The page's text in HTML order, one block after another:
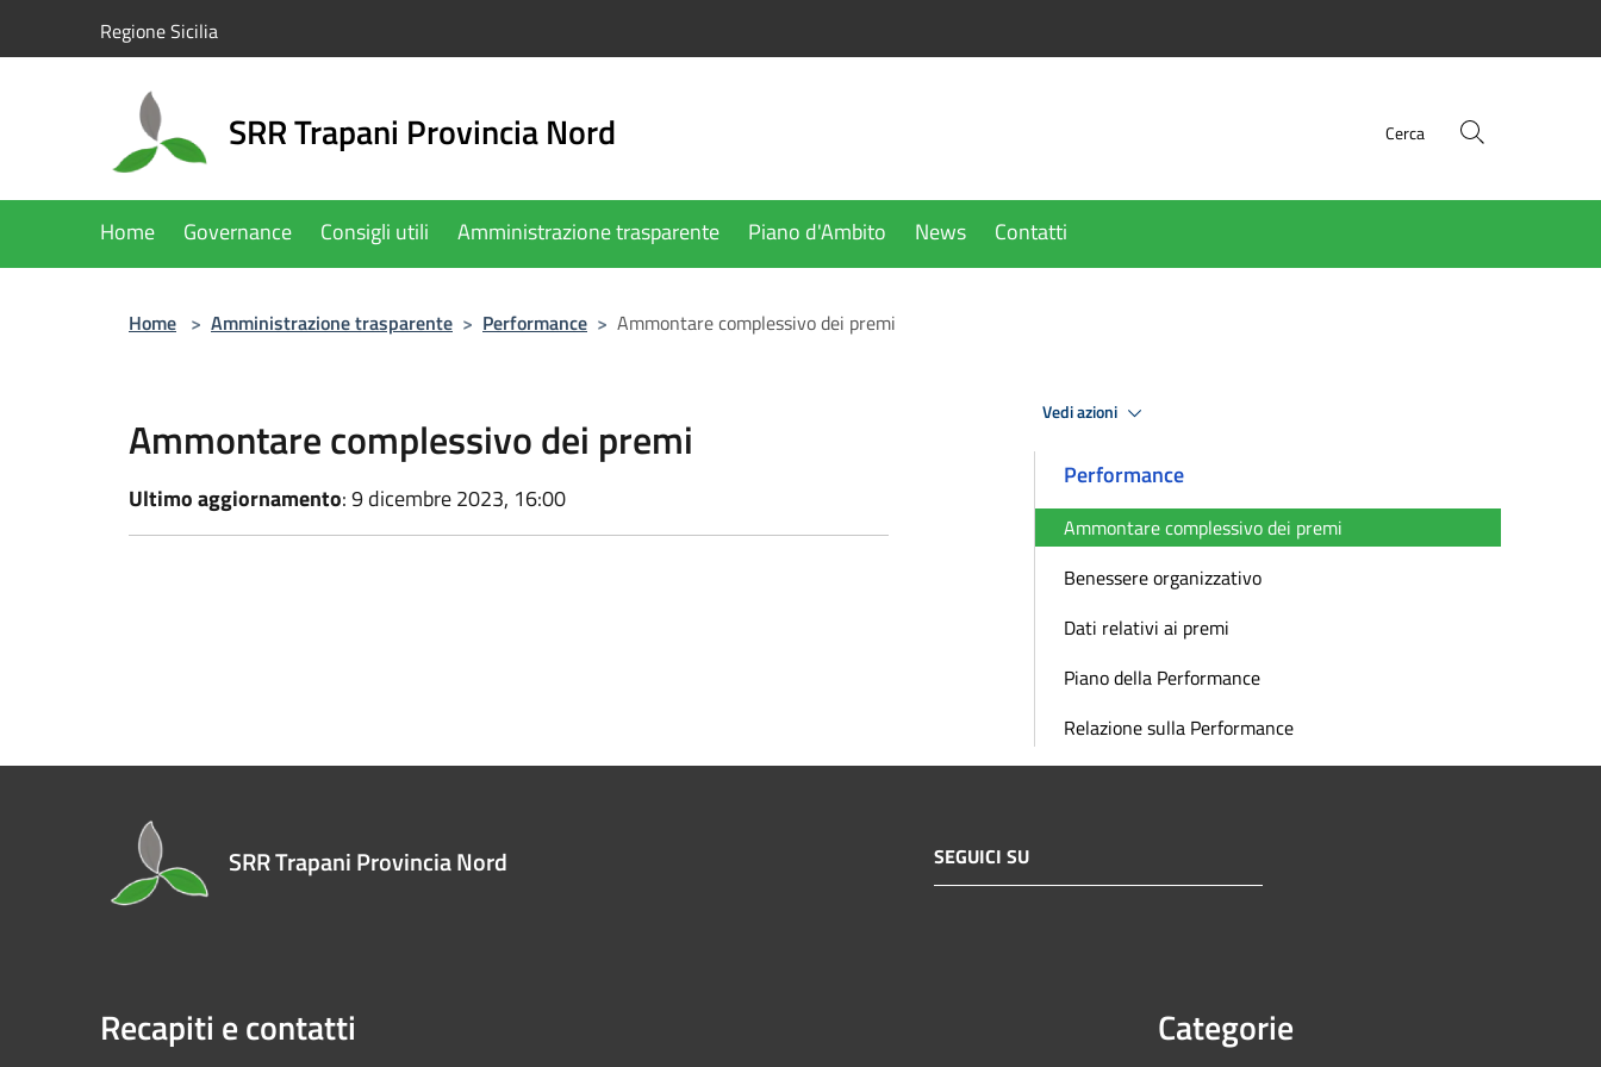
Regione Sicilia
SRR Trapani Provincia Nord Cerca
Home Governance Consigli utili Amministrazione trasparente Piano d'Ambito News Contatti
Home > Amministrazione trasparente > Performance > Ammontare complessivo dei premi
Ammontare complessivo dei premi
Ultimo aggiornamento: 9 dicembre 2023, 16:00
Vedi azioni
Performance
Ammontare complessivo dei premi
Benessere organizzativo
Dati relativi ai premi
Piano della Performance
Relazione sulla Performance
SRR Trapani Provincia Nord SEGUICI SU
Recapiti e contatti Categorie